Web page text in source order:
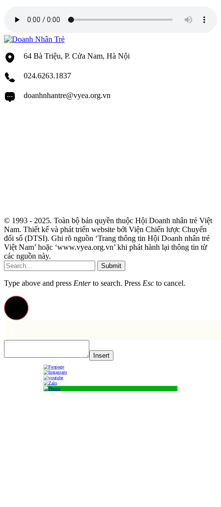
64 Bà Triệu, P. Cửa Nam, Hà Nội
024.6263.1837
doanhnhantre@vyea.org.vn
© 1993 - 2025. Toàn bộ bản quyền thuộc Hội Doanh nhân trẻ Việt
Nam. Thiết kế và phát triển website bởi Viện Chiến lược Chuyển
đổi số (DTSI). Ghi rõ nguồn ‘Trang thông tin Hội Doanh nhân trẻ
Việt Nam’ hoặc ‘www.vyea.org.vn’ khi phát hành lại thông tin từ
các nguồn này.
Submit
Type above and press Enterto search. Press Esc to cancel.
Insert